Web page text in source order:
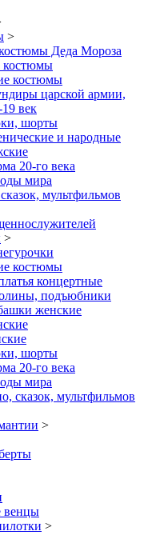
>
Деда Мороза
костюмы
костюмы
царской армии,
век
шорты
и народные
20-го века
мира
мультфильмов
>
костюмы
концертные
подъюбники
женские
шорты
20-го века
мира
сказок, мультфильмов
>
венцы
>